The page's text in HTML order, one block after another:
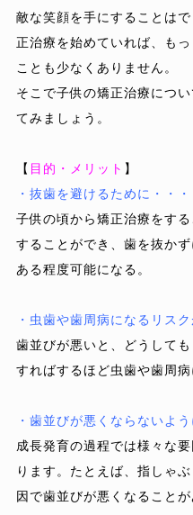
敵な笑顔を手にすることは
正治療を始めていれば、も
ことも少なくありません。
そこで子供の矯正治療につ
てみましょう。
【 目的・メリット 】
・抜歯を避けるために・・・
子供の頃から矯正治療をす
することができ、歯を抜か
ある程度可能になる。
・虫歯や歯周病になるリス
歯並びが悪いと、どうして
すればするほど虫歯や歯周
・歯並びが悪くならないよ
成長発育の過程では様々な
ります。たとえば、指しゃ
因で歯並びが悪くなることが